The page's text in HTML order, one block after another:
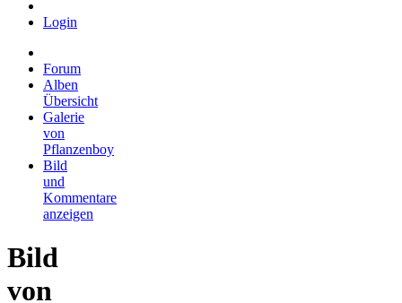
Login
Forum
Alben
Übersicht
Galerie
von
Pflanzenboy
Bild
und
Kommentare
anzeigen
Bild
von